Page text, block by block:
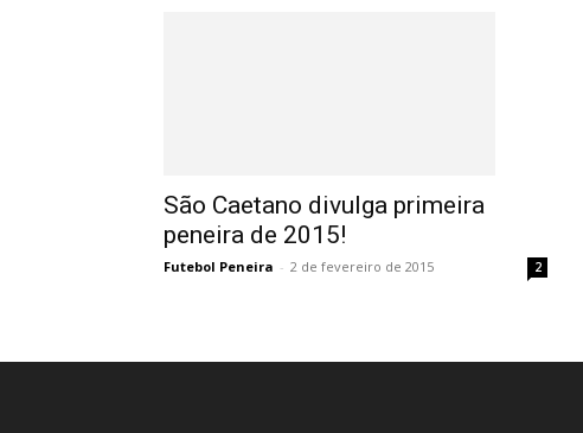
São Caetano divulga primeira
peneira de 2015!
Futebol Peneira - 2 de fevereiro de 2015 2